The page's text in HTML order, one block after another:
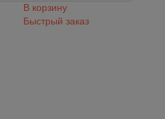
В корзину
Быстрый заказ